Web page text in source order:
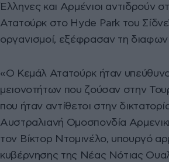
Έλληνες και Αρμένιοι αντιδρούν
Ατατούρκ στο Hyde Park του
οργανισμοί, εξέφρασαν τη
«Ο Κεμάλ Ατατούρκ ήταν
μειονοτήτων που ζούσαν στην
που ήταν αντίθετοι στην
Αυστραλιανή Ομοσπονδία
τον Βίκτορ Ντομινέλο, υπουργό
κυβέρνησης της Νέας Νότιας